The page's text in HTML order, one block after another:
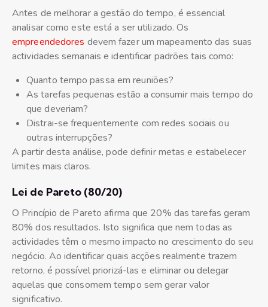
Antes de melhorar a gestão do tempo, é essencial
analisar como este está a ser utilizado. Os
empreendedores devem fazer um mapeamento das suas
actividades semanais e identificar padrões tais como:
Quanto tempo passa em reuniões?
As tarefas pequenas estão a consumir mais tempo do
que deveriam?
Distrai-se frequentemente com redes sociais ou
outras interrupções?
A partir desta análise, pode definir metas e estabelecer
limites mais claros.
Lei de Pareto (80/20)
O Princípio de Pareto afirma que 20% das tarefas geram
80% dos resultados. Isto significa que nem todas as
actividades têm o mesmo impacto no crescimento do seu
negócio. Ao identificar quais acções realmente trazem
retorno, é possível priorizá-las e eliminar ou delegar
aquelas que consomem tempo sem gerar valor
significativo.